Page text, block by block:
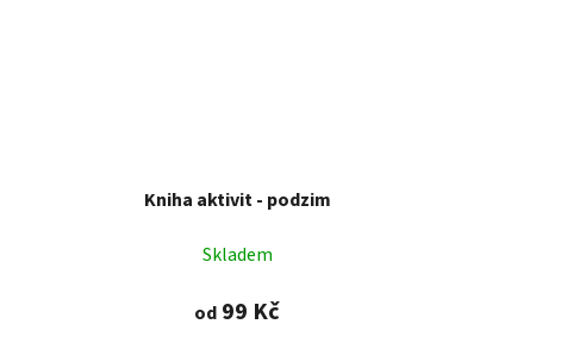
Kniha aktivit - podzim
Skladem
od 99 Kč